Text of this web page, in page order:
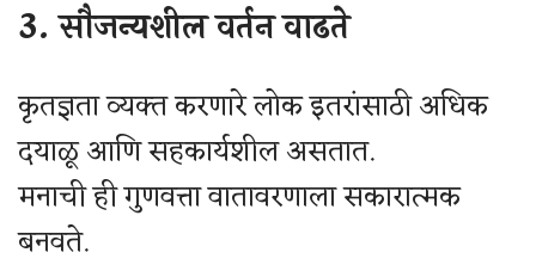
3. सौजन्यशील वर्तन वाढते
कृतज्ञता व्यक्त करणारे लोक इतरांसाठी अधिक
दयाळू आणि सहकार्यशील असतात.
मनाची ही गुणवत्ता वातावरणाला सकारात्मक
बनवते.